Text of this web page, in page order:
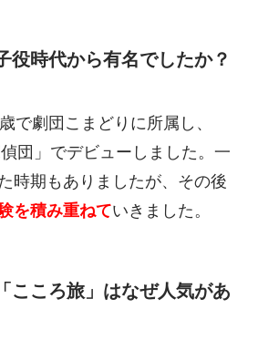
役時代から有名でしたか？
で劇団こまどりに所属し、
団」でデビューしました。一
時期もありましたが、その後
を積み重ねていきました。
こころ旅」はなぜ人気があ